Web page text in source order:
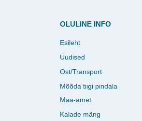
OLULINE INFO
Esileht
Uudised
Ost/Transport
Mõõda tiigi pindala
Maa-amet
Kalade mäng